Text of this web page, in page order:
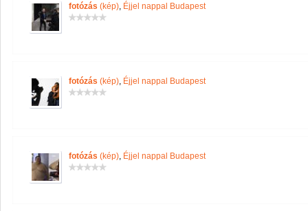
fotózás (kép), Éjjel nappal Budapest
fotózás (kép), Éjjel nappal Budapest
fotózás (kép), Éjjel nappal Budapest